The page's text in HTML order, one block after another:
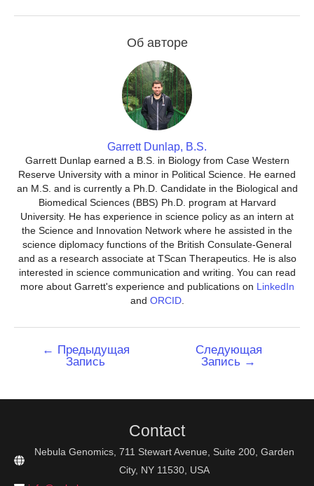
Об авторе
Garrett Dunlap, B.S.
Garrett Dunlap earned a B.S. in Biology from Case Western
Reserve University with a minor in Political Science. He earned
an M.S. and is currently a Ph.D. Candidate in the Biological and
Biomedical Sciences (BBS) Ph.D. program at Harvard
University. He has experience in science policy as an intern at
the Science and Innovation Network where he assisted in the
science diplomacy functions of the British Consulate-General
and as a research associate at TScan Therapeutics. He is also
interested in science communication and writing. You can read
more about Garrett's experience and publications on LinkedIn
and ORCID.
Навигация
← Предыдущая
Запись
Следующая
Запись →
Contact
Nebula Genomics, 711 Stewart Avenue, Suite 200, Garden
City, NY 11530, USA